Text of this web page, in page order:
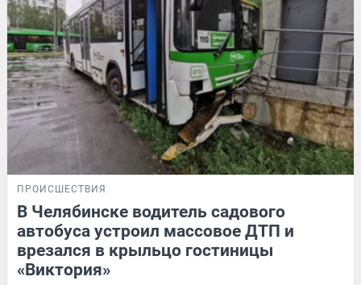
ПРОИСШЕСТВИЯ
В Челябинске водитель садового
автобуса устроил массовое ДТП и
врезался в крыльцо гостиницы
«Виктория»